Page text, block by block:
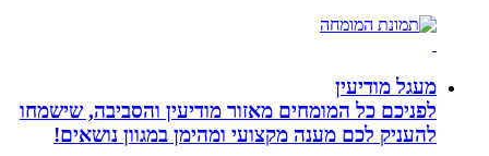
מעגל מודיעין
לפניכם כל המומחים מאזור מודיעין והסביבה, שישמחו
להעניק לכם מענה מקצועי ומהימן במגוון נושאים!